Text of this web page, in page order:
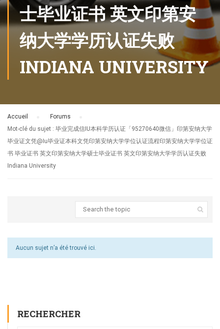
士毕业证书 英文印第安
纳大学学历认证失败
INDIANA UNIVERSITY
Accueil Forums
Mot-clé du sujet : 毕业完成信IU本科学历认证「95270640微信」印第安纳大学
毕业证文凭@Iu毕业证本科文凭印第安纳大学学位认证流程印第安纳大学学位证
书 毕业证书 英文印第安纳大学硕士毕业证书 英文印第安纳大学学历认证失败
Indiana University
Aucun sujet n’a été trouvé ici.
RECHERCHER